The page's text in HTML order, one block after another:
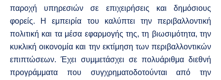
παροχή υπηρεσιών σε επιχειρήσεις και δημόσιους
φορείς. Η εμπειρία του καλύπτει την περιβαλλοντική
πολιτική και τα μέσα εφαρμογής της, τη βιωσιμότητα, την
κυκλική οικονομία και την εκτίμηση των περιβαλλοντικών
επιπτώσεων. Έχει συμμετάσχει σε πολυάριθμα διεθνή
προγράμματα που συγχρηματοδοτούνται από την